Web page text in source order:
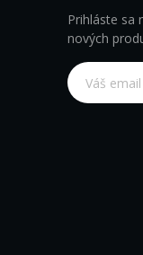
Prihláste sa
nových